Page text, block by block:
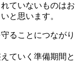
ていないものはお
と思います。
ることにつながり
ていく準備期間と